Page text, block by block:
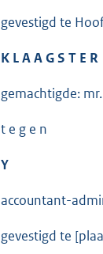
gevestigd te
K L A A G S T E R
gemachtigde:
t e g e n
Y
accountant-
gevestigd te